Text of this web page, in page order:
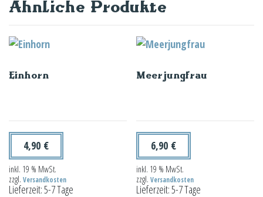
Ähnliche Produkte
Einhorn
4,90 €
inkl. 19 % MwSt.
zzgl. Versandkosten
Lieferzeit:5-7 Tage
Meerjungfrau
6,90 €
inkl. 19 % MwSt.
zzgl.Versandkosten
Lieferzeit:5-7 Tage